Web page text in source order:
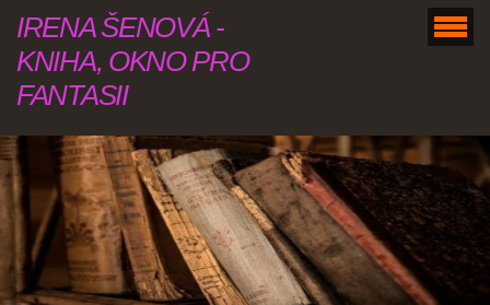
IRENA ŠENOVÁ -
KNIHA, OKNO PRO
FANTASII